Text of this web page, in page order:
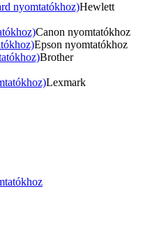
nyomtatókhoz)Hewlett
Canon nyomtatókhoz
Epson nyomtatókhoz
Brother
Lexmark